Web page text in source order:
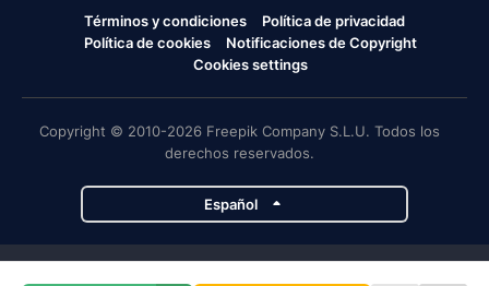
Términos y condiciones
Política de privacidad
Política de cookies
Notificaciones de Copyright
Cookies settings
Copyright © 2010-2026 Freepik Company S.L.U. Todos los
derechos reservados.
Español